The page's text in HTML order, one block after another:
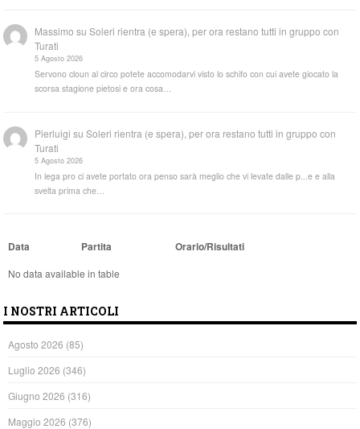
Massimo suSoleri rientra (e spera), per ora restano tutti in gruppo con
Turati
5 Agosto 2026
Servono cloun al circo potete accomodarvi visto lo schifo con cui avete giocato la
scorsa stagione pietosi e ora cosa…
Pierluigi suSoleri rientra (e spera), per ora restano tutti in gruppo con
Turati
5 Agosto 2026
In lega pro ci avete portato ora penso sarà meglio che vi levate dalle p...e e alla
svelta prima che…
Data Partita Orario/Risultati
No data available in table
I NOSTRI ARTICOLI
Agosto 2026 (85)
Luglio 2026 (346)
Giugno 2026 (316)
Maggio 2026 (376)